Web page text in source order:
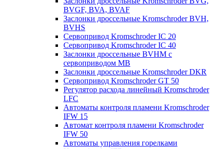
BVGF, BVA, BVAF
Заслонки дроссельные Kromschroder BVH,
BVHS
Сервопривод Kromschroder IC 20
Сервопривод Kromschroder IC 40
Заслонки дроссельные BVHM с
сервоприводом МВ
Заслонки дроссельные Kromschroder DKR
Cервопривод Kromschroder GT 50
Регулятор расхода линейный Kromschroder
LFC
Автоматы контроля пламени Kromschroder
IFW 15
Автомат контроля пламени Kromschroder
IFW 50
Автоматы управления горелками